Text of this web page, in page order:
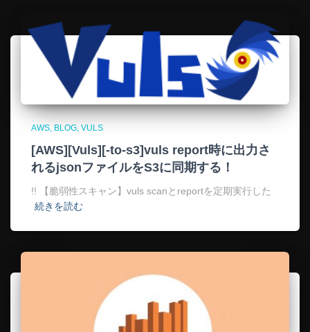
AWS BLOG VULS
[AWS][Vuls][-to-s3]vuls report時に出力さ
れるjsonファイルをS3に同期する！
!! 【脆弱性スキャン】vuls scanとreportを定期実行した
続きを読む